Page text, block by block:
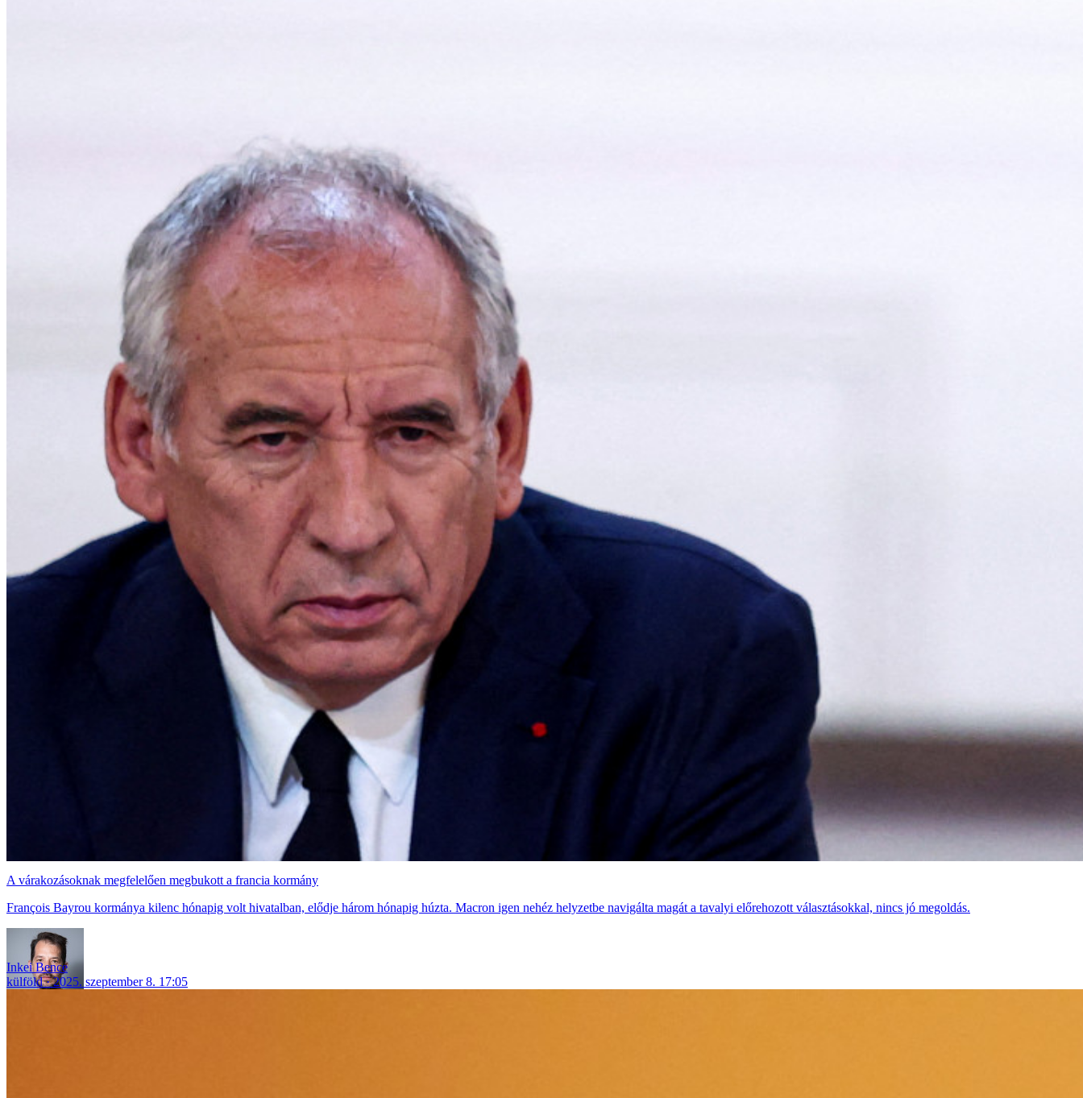
A várakozásoknak megfelelően megbukott a francia kormány
François Bayrou kormánya kilenc hónapig volt hivatalban, elődje három hónapig húzta. Macron igen nehéz helyzetbe navigálta magát a tavalyi előrehozott választásokkal, nincs jó megoldás.
Inkei Bence
külföld
2025. szeptember 8. 17:05